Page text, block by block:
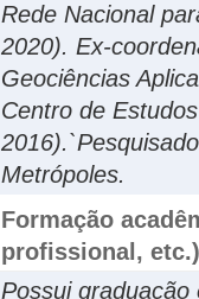
Rede Nacional
2020). Ex-
Geociências
Centro de
Metrópoles.
Formação
profissional, etc.)
Possui